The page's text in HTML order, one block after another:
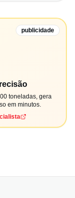
publicidade
toneladas, gera
em minutos.